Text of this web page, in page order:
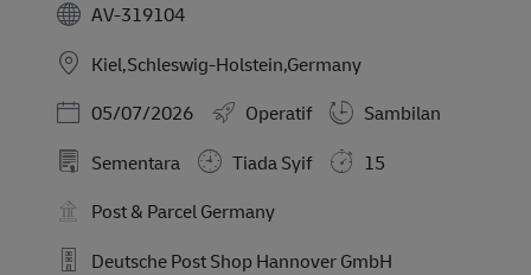
AV-319104
Kiel,Schleswig-Holstein,Germany
Posted Date
05/07/2026 Operatif
Sambilan
Sementara
Tiada Syif
15
Post & Parcel Germany
Deutsche Post Shop Hannover GmbH